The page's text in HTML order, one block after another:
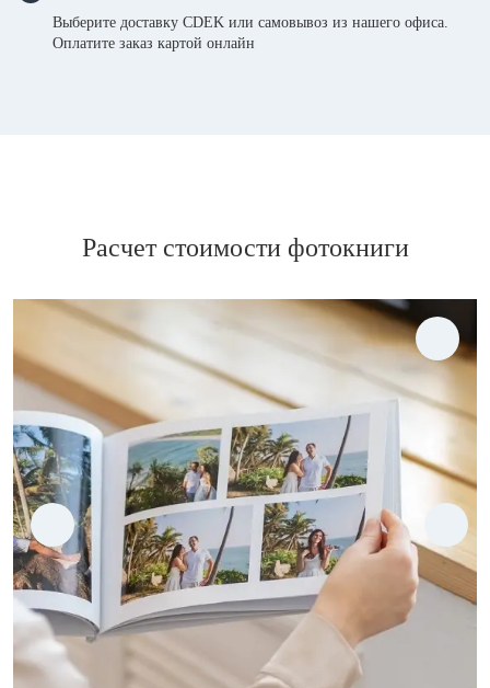
Выберите доставку CDEK или самовывоз из нашего офиса.
Оплатите заказ картой онлайн
Расчет стоимости фотокниги